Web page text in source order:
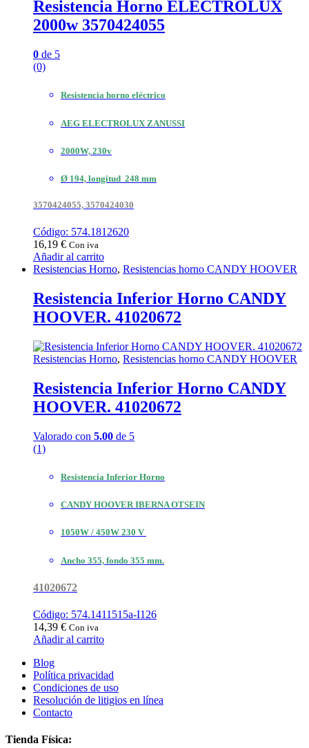
Resistencia Horno ELECTROLUX
2000w 3570424055
0 de 5
(0)
Resistencia horno eléctrico
AEG ELECTROLUX ZANUSSI
2000W, 230v
Ø 194, longitud 248 mm
3570424055, 3570424030
Código: 574.1812620
16,19 € Con iva
Añadir al carrito
Resistencias Horno, Resistencias horno CANDY HOOVER
Resistencia Inferior Horno CANDY
HOOVER. 41020672
Resistencias Horno, Resistencias horno CANDY HOOVER
Resistencia Inferior Horno CANDY
HOOVER. 41020672
Valorado con 5.00 de 5
(1)
Resistencia Inferior Horno
CANDY HOOVER IBERNA OTSEIN
1050W / 450W 230 V
Ancho 355, fondo 355 mm.
41020672
Código: 574.1411515a-I126
14,39 € Con iva
Añadir al carrito
Blog
Política privacidad
Condiciones de uso
Resolución de litigios en línea
Contacto
Tienda Física: